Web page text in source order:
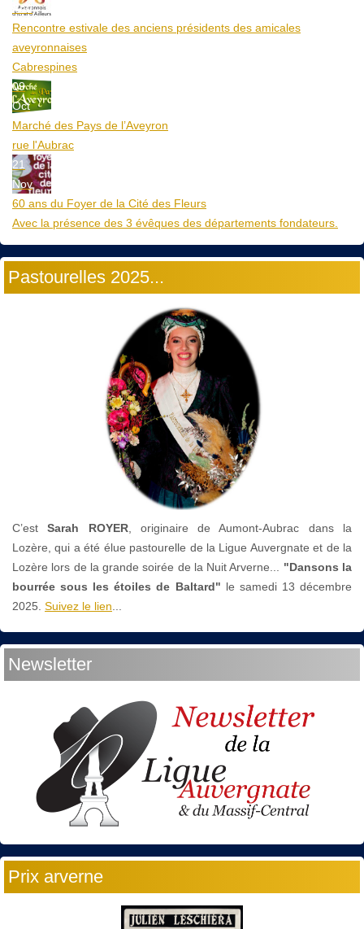
Aoû
Rencontre estivale des anciens présidents des amicales
aveyronnaises
Cabrespines
09
Oct
Marché des Pays de l’Aveyron
rue l'Aubrac
21
Nov
60 ans du Foyer de la Cité des Fleurs
Avec la présence des 3 évêques des départements fondateurs.
Pastourelles 2025...
C’estSarah ROYER, originaire de Aumont-Aubrac dans la
Lozère, qui a été élue pastourelle de la Ligue Auvergnate et de la
Lozère lors de la grande soirée de la Nuit Arverne...
"Dansons la
bourrée sous les étoiles de Baltard" le samedi 13 décembre
2025. Suivez le lien
Newsletter
Prix arverne